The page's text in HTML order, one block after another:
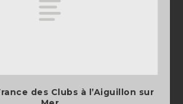
des Clubs à l’Aiguillon sur